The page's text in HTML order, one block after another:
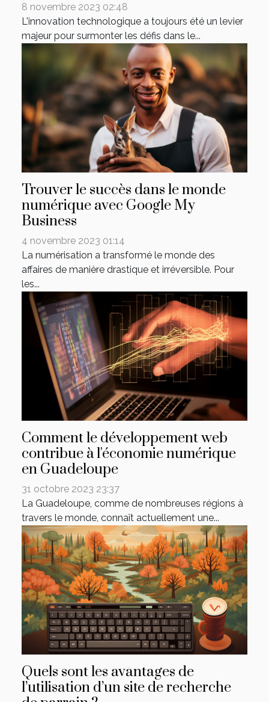
8 novembre 2023 02:48
L'innovation technologique a toujours été un levier
majeur pour surmonter les défis dans le...
Trouver le succès dans le monde
numérique avec Google My
Business
4 novembre 2023 01:14
La numérisation a transformé le monde des
affaires de manière drastique et irréversible. Pour
les...
Comment le développement web
contribue à l'économie numérique
en Guadeloupe
31 octobre 2023 23:37
La Guadeloupe, comme de nombreuses régions à
travers le monde, connaît actuellement une...
Quels sont les avantages de
l’utilisation d’un site de recherche